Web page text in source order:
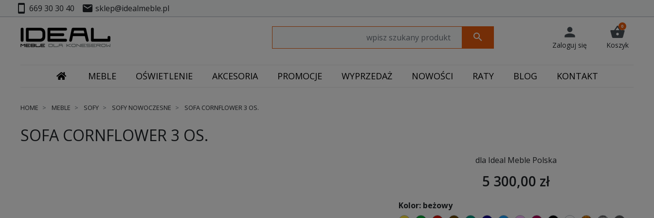
smartphone 669 30 30 40 mail sklep@idealmeble.pl
search person
Zaloguj się
shopping_basket
0
Koszyk
MEBLE OŚWIETLENIE AKCESORIA PROMOCJE WYPRZEDAŻ NOWOŚCI RATY BLOG KONTAKT
HOME MEBLE SOFY SOFY NOWOCZESNE SOFA CORNFLOWER 3 OS.
SOFA CORNFLOWER 3 OS.
dla Ideal Meble Polska
5 300,00 zł
Kolor: beżowy